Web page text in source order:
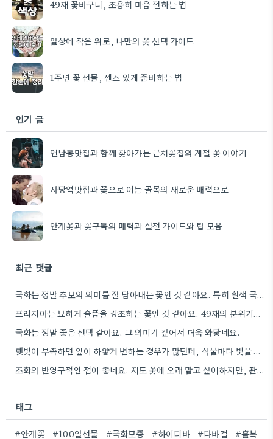
49재 꽃바구니, 조용히 마음 전하는 법
일상에 작은 위로, 나만의 꽃 선택 가이드
1주년 꽃 선물, 센스 있게 준비하는 법
인기 글
연남동맛집과 함께 찾아가는 근처꽃집의 계절 꽃 이야기
사당역맛집과 꽃으로 여는 골목의 새로운 매력으로
안개꽃과 꽃구독의 매력과 실전 가이드와 팁 모음
최근 댓글
국화는 정말 추모의 의미를 잘 담아내는 꽃인 것 같아요. 특히 흰색 국화가 은은하게 슬픔을 표현하는…
프리지아는 묘하게 슬픔을 강조하는 꽃인 것 같아요. 49재의 분위기를 생각하면, 좀 더 차분한 종류를 고려하는…
국화는 정말 좋은 선택 같아요. 그 의미가 깊어서 더욱 와닿네요.
햇빛이 부족하면 잎이 하얗게 변하는 경우가 많던데, 식물마다 빛을 좋아하는 양이 다르니까 꼭 확인하는 게…
조화의 반영구적인 점이 좋네요. 저도 꽃에 오래 맡고 싶어하지만, 관리가 번거롭다는 게 아쉽습니다.
태그
#안개꽃 #100일선물 #국화모종 #하이디바 #다바걸 #홀복